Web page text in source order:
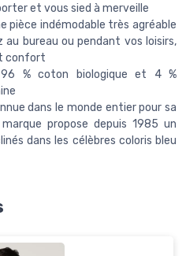
et vous sied à merveille
pièce indémodable très agréable
bureau ou pendant vos loisirs,
confort
: 96 % coton biologique et 4 %
dans le monde entier pour sa
propose depuis 1985 un
dans les célèbres coloris bleu